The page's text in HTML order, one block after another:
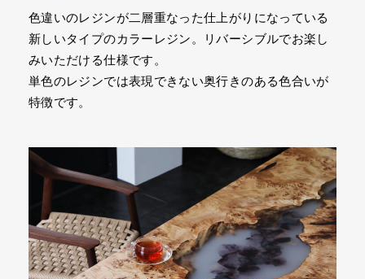
色違いのレジンが二層重なった仕上がりになっている
新しいタイプのカラーレジン。リバーシブルでお楽し
みいただける仕様です。
単色のレジンでは表現できない奥行きのある色合いが
特徴です。